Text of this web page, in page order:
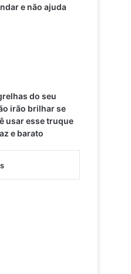
e não ajuda
do seu
irão brilhar se
usar esse truque
e barato